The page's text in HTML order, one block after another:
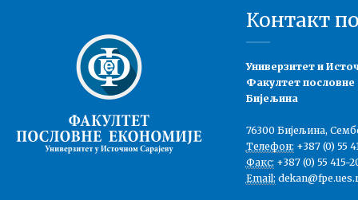
Контакт
Универзитет и
Факултет пословне
Бијељина
76300 Бијељина,
Телефон: +387 (0) 55
Факс: +387 (0) 55 415-
Email: